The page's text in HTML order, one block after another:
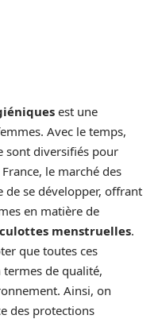
est une
Avec le temps,
sont diversifiés pour
le marché des
de se développer, offrant
en matière de
culottes menstruelles.
que toutes ces
de qualité,
Ainsi, on
des protections